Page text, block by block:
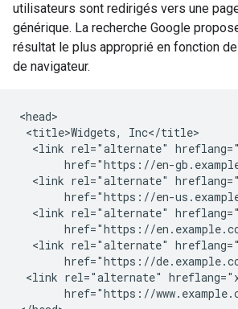
utilisateurs sont redirigés vers une
générique. La recherche Google
résultat le plus approprié en fonction
de navigateur.
<head>
<title>Widgets, Inc</title>
<link rel="alternate"
href="https://en-
<link rel="alternate"
href="https://en-
<link rel="alternate"
href="https://
<link rel="alternate"
href="https://
<link rel="alternate"
href="https://